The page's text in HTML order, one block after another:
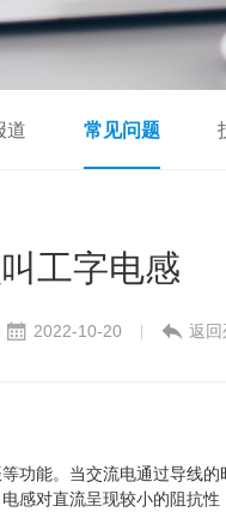
道 常见问题
工字电感
2022-10-20 | 返
能。当交流电通过导线
对直流呈现较小的阻抗性